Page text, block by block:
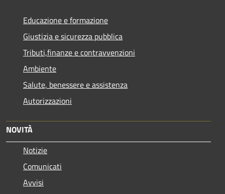
Educazione e formazione
Giustizia e sicurezza pubblica
Tributi,finanze e contravvenzioni
Ambiente
Salute, benessere e assistenza
Autorizzazioni
NOVITÀ
Notizie
Comunicati
Avvisi